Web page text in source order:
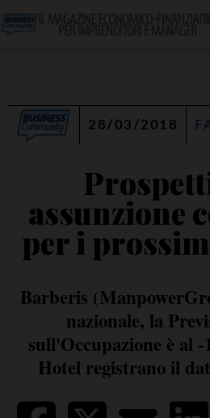
28/03/2018
assunzione
per i
Barberis
nazionale, la
sull'Occupazione è al
Hotel registrano il